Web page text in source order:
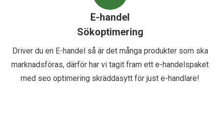
E-handel
Sökoptimering
Driver du en E-handel så är det många produkter som ska
marknadsföras, därför har vi tagit fram ett e-handelspaket
med seo optimering skräddasytt för just e-handlare!